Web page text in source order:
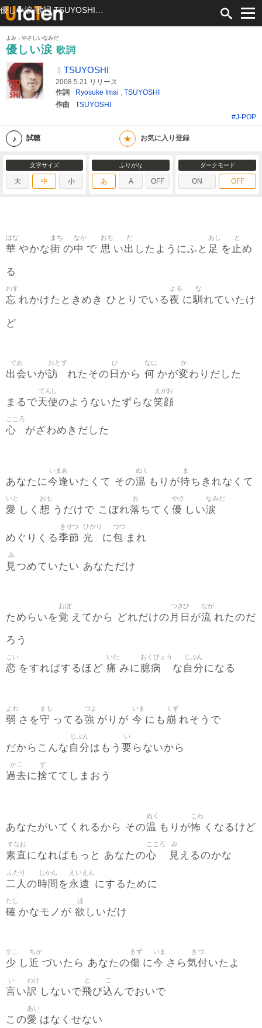
よみ：やさしいなみだ
優しい涙 歌詞
TSUYOSHI
2008.5.21 リリース
作詞
Ryosuke Imai , TSUYOSHI
作曲
TSUYOSHI
#J-POP
試聴 ★ お気に入り登録
文字サイズ
大 中 小
ふりがな
あ A OFF
ダークモード
ON OFF
華
はな
やかな街
まち
の中
なか
で 思
おも
い出
だ
したようにふと 足
あし
を止
と
め
る
忘
わす
れかけたときめき ひとりでいる夜
よる
に馴
な
れていたけ
ど
出会
であ
いが訪
おとず
れたその 日
ひ
から 何
なに
かが変
か
わりだした
まるで天使
てんし
のようないたずらな笑顔
えがお
心
こころ
がざわめきだした
あなたに今逢
いまあ
いたくて その温
ぬく
もりが待
ま
ちきれなくて
愛
いと
しく 想
おも
うだけで こぼれ落
お
ちてく 優
やさ
しい涙
なみだ
めぐりくる季節
きせつ
光
ひかり
に包
つつ
まれ
見
み
つめていたい あなただけ
ためらいを覚
おぼ
えてから どれだけの 月日
つきひ
が流
なが
れたのだ
ろう
恋
こい
をすればするほど 痛
いた
みに臆病
おくびょう
な 自分
じぶん
になる
弱
よわ
さを守
まも
ってる強
つよ
がりが 今
いま
にも 崩
くず
れそうで
だからこんな 自分
じぶん
はもう 要
い
らないから
過去
かこ
に捨
す
ててしまおう
あなたがいてくれるから その温
ぬく
もりが怖
こわ
くなるけど
素直
すなお
になればもっと あなたの心
こころ
見
み
えるのかな
二人
ふたり
の時間
じかん
を永遠
えいえん
にするために
確
たし
かなモノが 欲
ほ
しいだけ
少
すこ
し近
ちか
づいたら あなたの傷
きず
に今
いま
さら気付
きづ
いたよ
言
い
い訳
わけ
しないで飛
と
び込
こ
んでおいで
この愛
あい
はなくせない